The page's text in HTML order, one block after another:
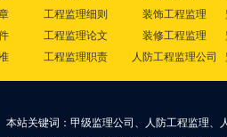
工程监理细则
工程监理论文
工程监理职责
装饰工程监理
装修工程监理
人防工程监理公司
本站关键词：甲级监理公司、人防工程监理、